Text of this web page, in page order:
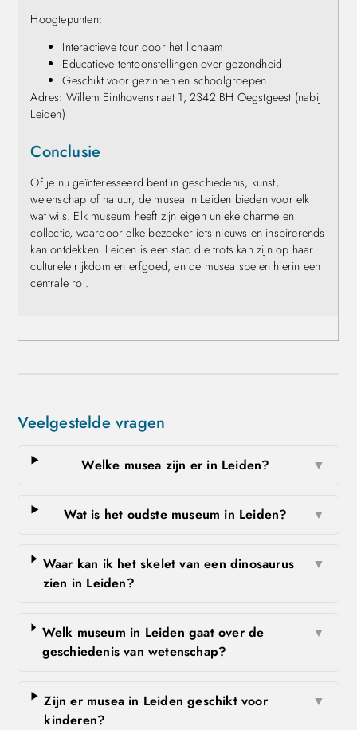
Hoogtepunten:
Interactieve tour door het lichaam
Educatieve tentoonstellingen over gezondheid
Geschikt voor gezinnen en schoolgroepen
Adres: Willem Einthovenstraat 1, 2342 BH Oegstgeest (nabij
Leiden)
Conclusie
Of je nu geïnteresseerd bent in geschiedenis, kunst,
wetenschap of natuur, de musea in Leiden bieden voor elk
wat wils. Elk museum heeft zijn eigen unieke charme en
collectie, waardoor elke bezoeker iets nieuws en inspirerends
kan ontdekken. Leiden is een stad die trots kan zijn op haar
culturele rijkdom en erfgoed, en de musea spelen hierin een
centrale rol.
Veelgestelde vragen
Welke musea zijn er in Leiden? ▼
Wat is het oudste museum in Leiden? ▼
Waar kan ik het skelet van een dinosaurus
zien in Leiden?
▼
Welk museum in Leiden gaat over de
geschiedenis van wetenschap?
▼
Zijn er musea in Leiden geschikt voor
kinderen?
▼